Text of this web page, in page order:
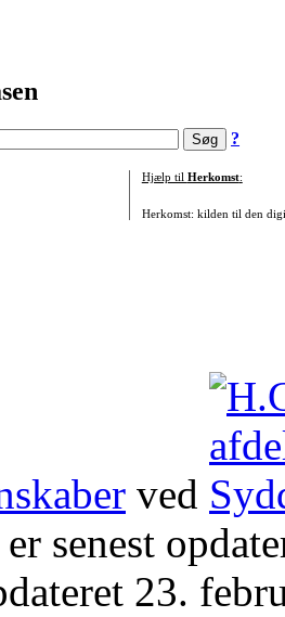
?
Hjælp til Herkomst:
Herkomst: kilden til den
ved
senest
23.